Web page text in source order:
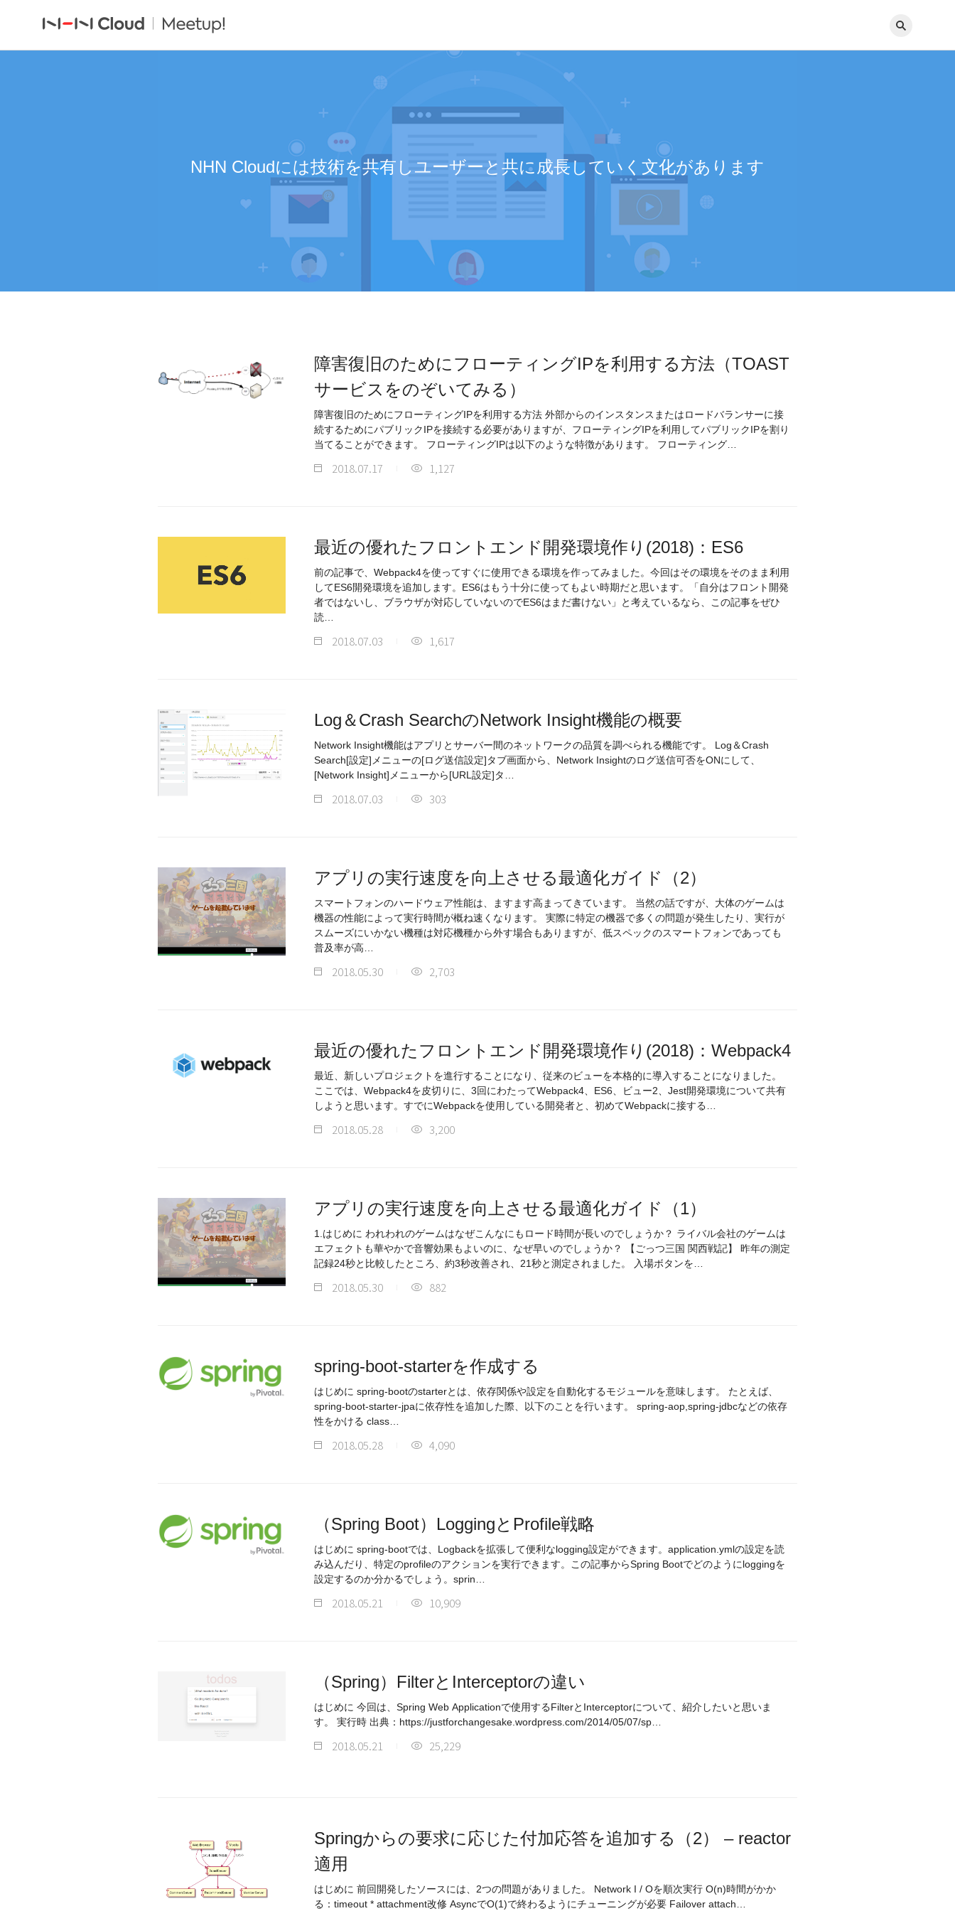
NHN Cloudには技術を共有しユーザーと共に成長していく文化があります
障害復旧のためにフローティングIPを利用する方法（TOAST
サービスをのぞいてみる）
障害復旧のためにフローティングIPを利用する方法 外部からのインスタンスまたはロードバランサーに接
続するためにパブリックIPを接続する必要がありますが、フローティングIPを利用してパブリックIPを割り
当てることができます。 フローティングIPは以下のような特徴があります。 フローティング…
2018.07.17 1,127
最近の優れたフロントエンド開発環境作り(2018)：ES6
前の記事で、Webpack4を使ってすぐに使用できる環境を作ってみました。今回はその環境をそのまま利用
してES6開発環境を追加します。ES6はもう十分に使ってもよい時期だと思います。「自分はフロント開発
者ではないし、ブラウザが対応していないのでES6はまだ書けない」と考えているなら、この記事をぜひ
読…
2018.07.03 1,617
Log＆Crash SearchのNetwork Insight機能の概要
Network Insight機能はアプリとサーバー間のネットワークの品質を調べられる機能です。 Log＆Crash
Search[設定]メニューの[ログ送信設定]タブ画面から、Network Insightのログ送信可否をONにして、
[Network Insight]メニューから[URL設定]タ…
2018.07.03 303
アプリの実行速度を向上させる最適化ガイド（2）
スマートフォンのハードウェア性能は、ますます高まってきています。 当然の話ですが、大体のゲームは
機器の性能によって実行時間が概ね速くなります。 実際に特定の機器で多くの問題が発生したり、実行が
スムーズにいかない機種は対応機種から外す場合もありますが、低スペックのスマートフォンであっても
普及率が高…
2018.05.30 2,703
最近の優れたフロントエンド開発環境作り(2018)：Webpack4
最近、新しいプロジェクトを進行することになり、従来のビューを本格的に導入することになりました。
ここでは、Webpack4を皮切りに、3回にわたってWebpack4、ES6、ビュー2、Jest開発環境について共有
しようと思います。すでにWebpackを使用している開発者と、初めてWebpackに接する…
2018.05.28 3,200
アプリの実行速度を向上させる最適化ガイド（1）
1.はじめに われわれのゲームはなぜこんなにもロード時間が長いのでしょうか？ ライバル会社のゲームは
エフェクトも華やかで音響効果もよいのに、なぜ早いのでしょうか？ 【ごっつ三国 関西戦記】 昨年の測定
記録24秒と比較したところ、約3秒改善され、21秒と測定されました。 入場ボタンを…
2018.05.30 882
spring-boot-starterを作成する
はじめに spring-bootのstarterとは、依存関係や設定を自動化するモジュールを意味します。 たとえば、
spring-boot-starter-jpaに依存性を追加した際、以下のことを行います。 spring-aop,spring-jdbcなどの依存
性をかける class…
2018.05.28 4,090
（Spring Boot）LoggingとProfile戦略
はじめに spring-bootでは、Logbackを拡張して便利なlogging設定ができます。application.ymlの設定を読
み込んだり、特定のprofileのアクションを実行できます。この記事からSpring Bootでどのようにloggingを
設定するのか分かるでしょう。sprin…
2018.05.21 10,909
（Spring）FilterとInterceptorの違い
はじめに 今回は、Spring Web Applicationで使用するFilterとInterceptorについて、紹介したいと思いま
す。 実行時 出典：https://justforchangesake.wordpress.com/2014/05/07/sp…
2018.05.21 25,229
Springからの要求に応じた付加応答を追加する（2） – reactor
適用
はじめに 前回開発したソースには、2つの問題がありました。 Network I / Oを順次実行 O(n)時間がかか
る：timeout * attachment改修 AsyncでO(1)で終わるようにチューニングが必要 Failover attach…